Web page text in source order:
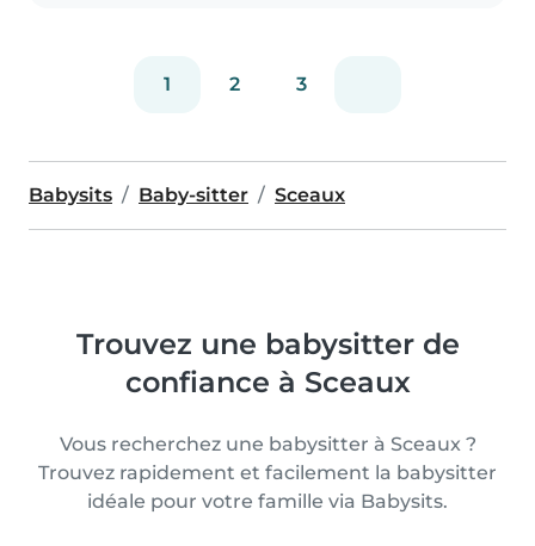
1 2 3
Babysits Baby-sitter Sceaux
Trouvez une babysitter de
confiance à Sceaux
Vous recherchez une babysitter à Sceaux ?
Trouvez rapidement et facilement la babysitter
idéale pour votre famille via Babysits.